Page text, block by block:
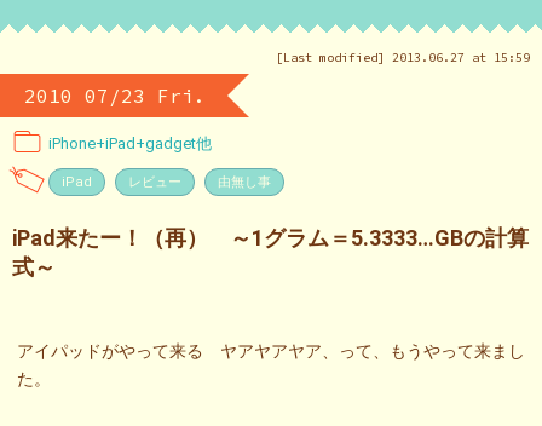
[Last modified] 2013.06.27 at 15:59
2010 07/23 Fri.
iPhone+iPad+gadget他
iPad レビュー 由無し事
iPad来たー！（再） ～1グラム＝5.3333…GBの計算
式～
アイパッドがやって来る ヤアヤアヤア、って、もうやって来まし
た。